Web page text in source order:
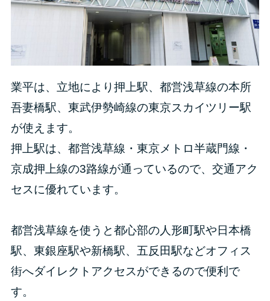
業平は、立地により押上駅、都営浅草線の本所
吾妻橋駅、東武伊勢崎線の東京スカイツリー駅
が使えます。
押上駅は、都営浅草線・東京メトロ半蔵門線・
京成押上線の3路線が通っているので、交通アク
セスに優れています。
都営浅草線を使うと都心部の人形町駅や日本橋
駅、東銀座駅や新橋駅、五反田駅などオフィス
街へダイレクトアクセスができるので便利で
す。